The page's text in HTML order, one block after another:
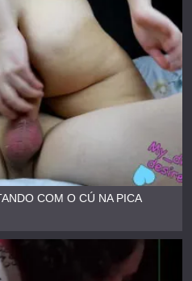
COM O CÚ NA PICA